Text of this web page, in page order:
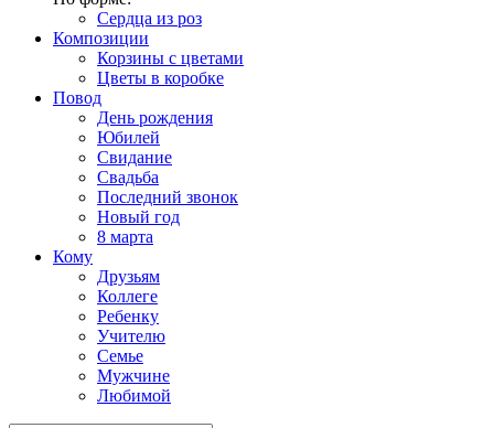
Сердца из роз
Композиции
Корзины с цветами
Цветы в коробке
Повод
День рождения
Юбилей
Свидание
Свадьба
Последний звонок
Новый год
8 марта
Кому
Друзьям
Коллеге
Ребенку
Учителю
Семье
Мужчине
Любимой